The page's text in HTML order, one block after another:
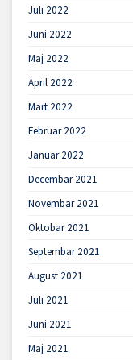
Juli 2022
Juni 2022
Maj 2022
April 2022
Mart 2022
Februar 2022
Januar 2022
Decembar 2021
Novembar 2021
Oktobar 2021
Septembar 2021
August 2021
Juli 2021
Juni 2021
Maj 2021